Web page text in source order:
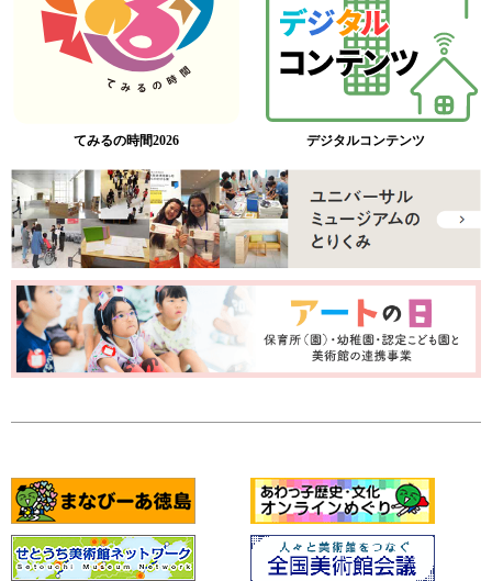
てみるの時間2026 デジタルコンテンツ